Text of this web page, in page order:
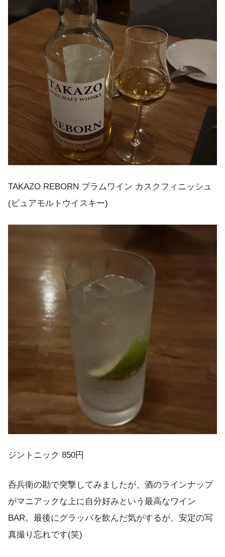
TAKAZO REBORN プラムワイン カスクフィニッシュ
(ピュアモルトウイスキー)
ジントニック 850円
呑兵衛の勘で突撃してみましたが、酒のラインナップ
がマニアックな上に自分好みという最高なワイン
BAR。最後にグラッパを飲んだ気がするが、安定の写
真撮り忘れです(笑)